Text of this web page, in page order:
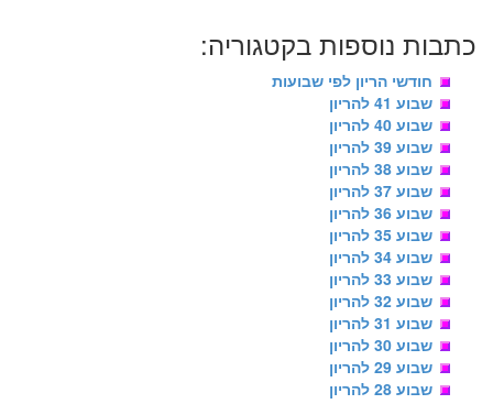
כתבות נוספות בקטגוריה:
חודשי הריון לפי שבועות
שבוע 41 להריון
שבוע 40 להריון
שבוע 39 להריון
שבוע 38 להריון
שבוע 37 להריון
שבוע 36 להריון
שבוע 35 להריון
שבוע 34 להריון
שבוע 33 להריון
שבוע 32 להריון
שבוע 31 להריון
שבוע 30 להריון
שבוע 29 להריון
שבוע 28 להריון